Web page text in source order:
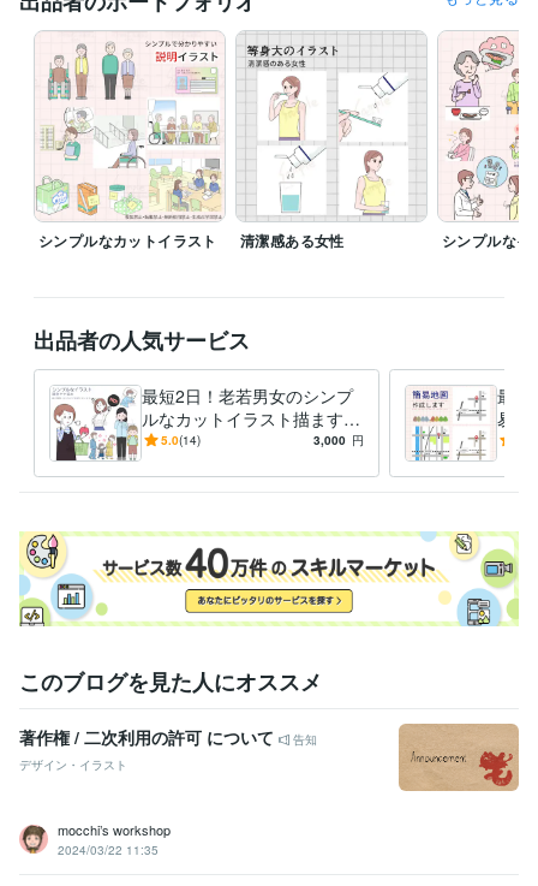
ビジネス・クリエイティブツール
CLIP STUDIO PAINT:8年Adobe Illustrator:2年
得意分野
イラスト作成・漫画制作 挿絵、カットイラスト
シンプルなカットイラスト 清潔感ある女性 シンプルなイ
出品者の人気サービス
最短2日！老若男女のシンプ
ルなカットイラスト描ます
説明にぴったり。分かりやす
5.0(14) 3,000 円
最短
易地
無制
このブログを見た人にオススメ
著作権 / 二次利用の許可 について
告知
デザイン・イラスト
mocchi’s workshop
2024/03/22 11:35